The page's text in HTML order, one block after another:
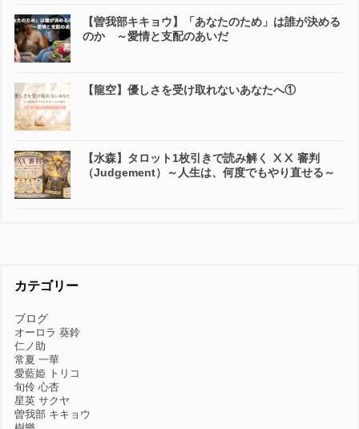
【曽我部キキョウ】「あなたのため」は誰が決める
のか ～愛情と支配のあいだ
【龍空】優しさを受け取れないあなたへ①
【水森】タロット1枚引きで読み解く ⅩⅩ 審判
（Judgement）～人生は、何度でもやり直せる～
カテゴリー
ブログ
オーロラ 葵鈴
仁ノ助
常夏 一華
愛藍姫 トリコ
旬伶 心杏
星英 サクヤ
曽我部 キキョウ